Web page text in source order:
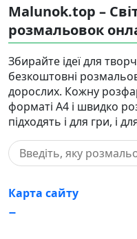
Malunok.top –
розмальовок
Збирайте ідеї для
безкоштовні
дорослих. Кожну
форматі А4 і швидко
підходять і для гри, і
Карта сайту
Правовласникам